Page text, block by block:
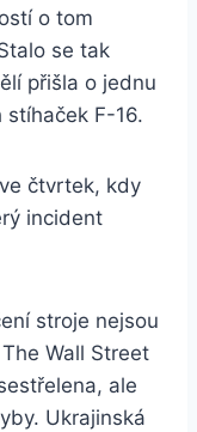
o tom
se tak
přišla o jednu
stíhaček F-16.
čtvrtek, kdy
incident
stroje nejsou
Wall Street
ale
Ukrajinská